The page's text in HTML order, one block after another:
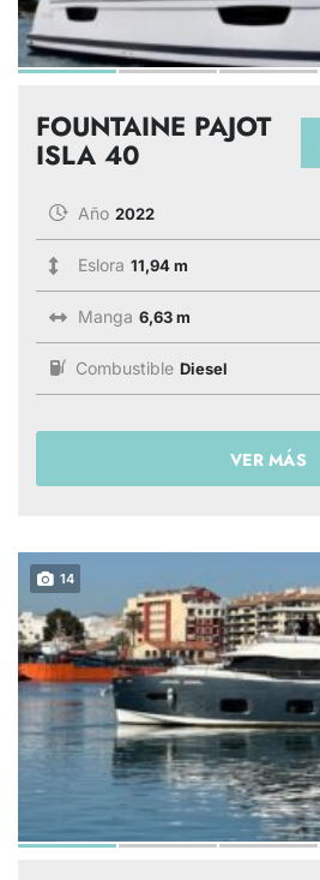
FOUNTAINE PAJOT
ISLA 40
Año 2022
Eslora 11,94 m
Manga 6,63 m
Combustible Diesel
VER MÁS
14